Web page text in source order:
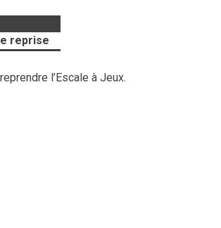
reprise
l’Escale à Jeux.